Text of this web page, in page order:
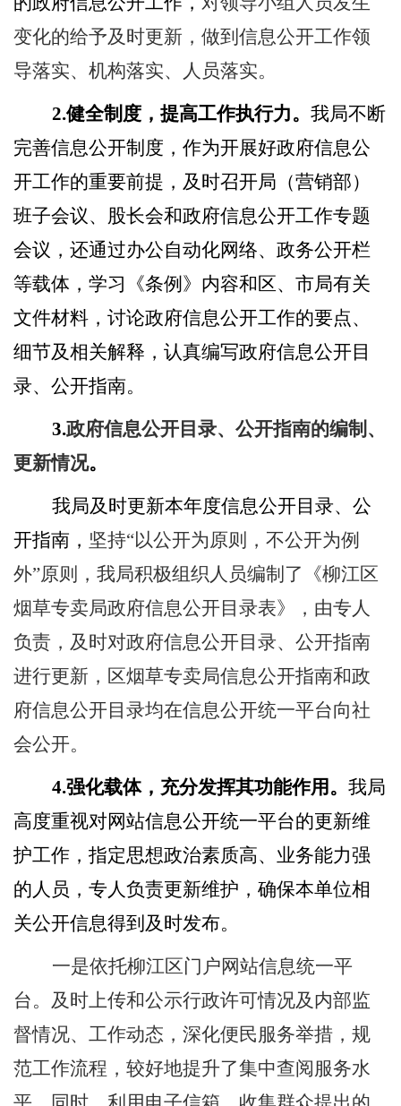
变化的给予及时更新，做到信息公开工作领
导落实、机构落实、人员落实。
2.健全制度，提高工作执行力。 我局不断
完善信息公开制度，作为开展好政府信息公
开工作的重要前提，及时召开局（营销部）
班子会议、股长会和政府信息公开工作专题
会议，还通过办公自动化网络、政务公开栏
等载体，学习《条例》内容和区、市局有关
文件材料，讨论政府信息公开工作的要点、
细节及相关解释，认真编写政府信息公开目
录、公开指南。
3.政府信息公开目录、公开指南的编制、
更新情况。
我局及时更新本年度信息公开目录、公
开指南， 坚持“以公开为原则，不公开为例
外”原则， 我局积极组织人员编制了《柳江区
烟草专卖局政府信息公开目录表》，由专人
负责，及时对政府信息公开目录、公开指南
进行更新，区烟草专卖局信息公开指南和政
府信息公开目录均在信息公开统一平台向社
会公开。
4.强化载体，充分发挥其功能作用。 我局
高度重视对网站信息公开统一平台的更新维
护工作， 指定思想政治素质高、业务能力强
的人员，专人负责更新维护，确保本单位相
关公开信息得到及时发布。
一是依托柳江区门户网站信息统一平
台。及时上传和公示行政许可情况及内部监
督情况、工作动态，深化便民服务举措，规
范工作流程，较好地提升了集中查阅服务水